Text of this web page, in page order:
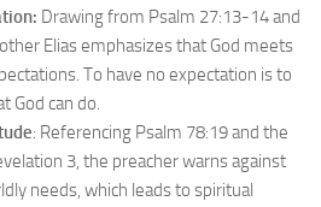
Drawing from Psalm 27:13-14 and
Elias emphasizes that God meets
To have no expectation is to
God can do.
: Referencing Psalm 78:19 and the
3, the preacher warns against
needs, which leads to spiritual